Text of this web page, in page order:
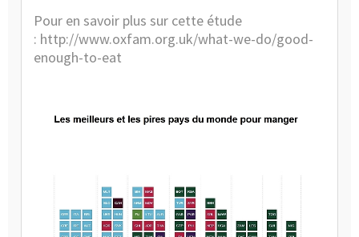
Pour en savoir plus sur cette étude
: http://www.oxfam.org.uk/what-we-do/good-
enough-to-eat